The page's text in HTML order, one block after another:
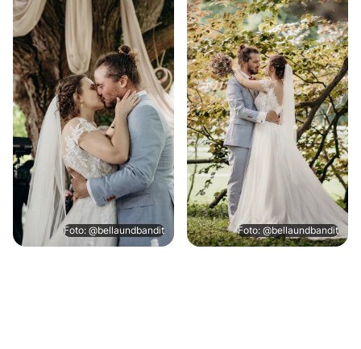
Foto: @bellaundbandit Foto: @bellaundbandit